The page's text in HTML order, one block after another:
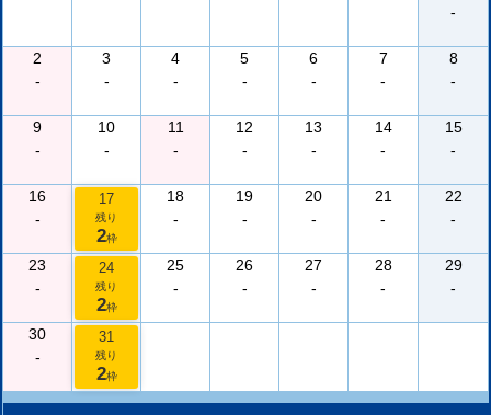
-
2
-
3
-
4
-
5
-
6
-
7
-
8
-
9
-
10
-
11
-
12
-
13
-
14
-
15
-
16
-
17
残り
2枠
18
-
19
-
20
-
21
-
22
-
23
-
24
残り
2枠
25
-
26
-
27
-
28
-
29
-
30
-
31
残り
2枠